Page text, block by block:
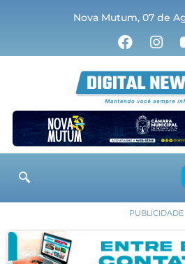
Nova Mutum, 07 de
PUBLICIDADE